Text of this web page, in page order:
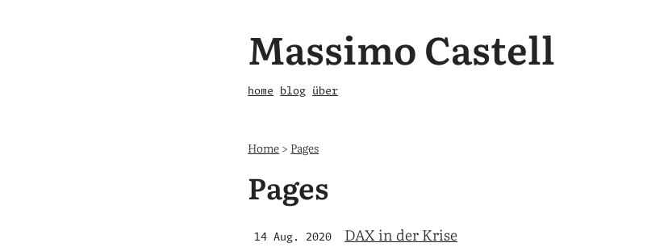
Massimo Castell
home blog über
Home> Pages
Pages
14 Aug. 2020
DAX in der Krise